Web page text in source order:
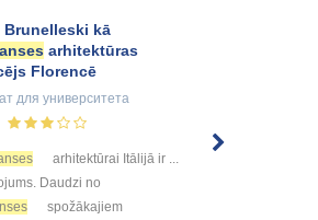
Brunelleski kā
arhitektūras
Florencē
для университета
arhitektūrai Itālijā ir ...
Daudzi no
spožākajiem